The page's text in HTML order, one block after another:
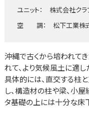
ユニット： 株式会社クラ
空 調： 松下工業株
沖縄で古くから培われて
れて、より気候風土に適
具体的には、直交する柱
し、構造材の柱や梁、小
タ基礎の上には十分な床